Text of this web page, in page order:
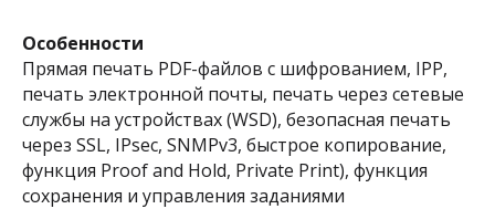
Особенности
Прямая печать PDF-файлов c шифрованием, IPP,
печать электронной почты, печать через сетевые
службы на устройствах (WSD), безопасная печать
через SSL, IPsec, SNMPv3, быстрое копирование,
функция Proof and Hold, Private Print), функция
сохранения и управления заданиями